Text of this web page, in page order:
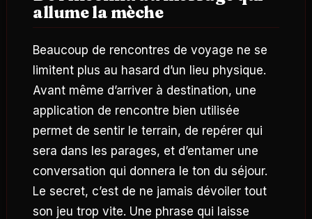
allume la mèche
Beaucoup de rencontres de voyage ne se
limitent plus au hasard d’un lieu physique.
Avant même d’arriver à destination, une
application de rencontre bien utilisée
permet de sentir le terrain, de repérer qui
sera dans les parages, et d’entamer une
conversation qui donnera le ton du séjour.
Le secret, c’est de ne jamais dévoiler tout
son jeu trop vite. Une phrase qui laisse